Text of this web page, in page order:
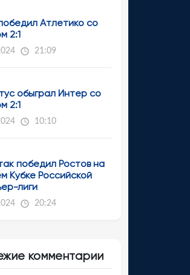
Атлетико со
2:1
21:09
обыграл Интер со
2:1
10:10
победил Ростов на
Кубке Российской
лиги
20:24
комментарии